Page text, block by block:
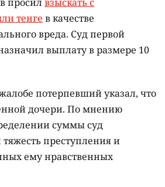
тенге в качестве
вреда. Суд первой
выплату в размере 10
потерпевший указал, что
дочери. По мнению
суммы суд
тяжесть преступления и
ему нравственных